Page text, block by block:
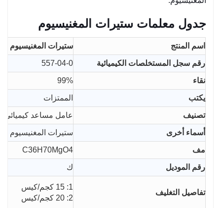
جدول معلمات ستيرات المغنيسيوم
اسم المنتج ستيرات المغنيسيوم
رقم سجل المستخلصات الكيميائية 557-04-0
نقاء 99%
يكتب الممتزات
تصنيف عامل مساعد كيميائي
أسماء أخرى ستيرات المغنيسيوم
مف C36H70MgO4
رقم الموديل ك
تفاصيل التغليف
1: 15 كجم/كيس
2: 20 كجم/كيس